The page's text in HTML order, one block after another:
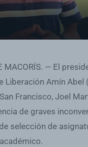
MACORÍS. — El
Liberación Amín Abel
Francisco, Joel
de graves
selección de